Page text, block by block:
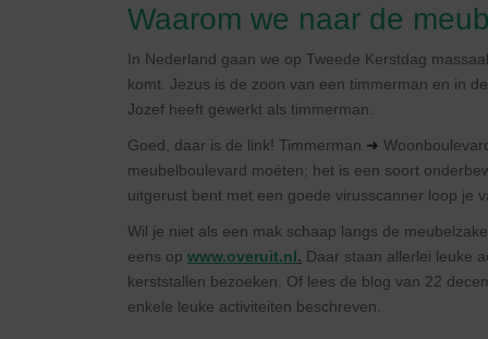
Waarom we naar de
In Nederland gaan we op Tweede Kerstdag
komt. Jezus is de zoon van een timmerman en in
Jozef heeft gewerkt als timmerman.
Goed, daar is de link! Timmerman ➜
meubelboulevard moéten; het is een soort
uitgerust bent met een goede virusscanner loop je
Wil je niet als een mak schaap langs de
eens op www.overuit.nl. Daar staan allerlei leuke
kerststallen bezoeken. Of lees de blog van 22
enkele leuke activiteiten beschreven.